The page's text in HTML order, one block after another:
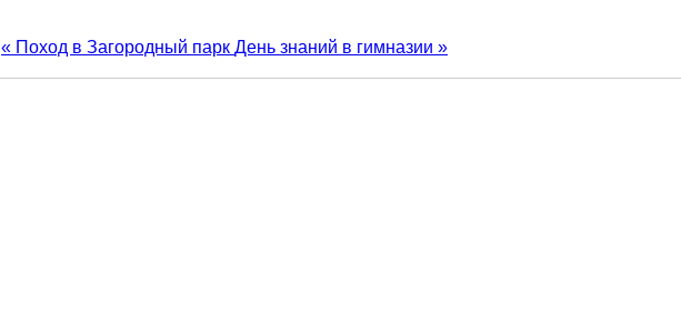
« Поход в Загородный парк День знаний в гимназии »